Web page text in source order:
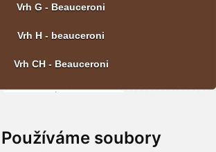
Používáme soubory
Vrh G - Beauceroni
Vrh H - beauceroni
Vrh CH - Beauceroni